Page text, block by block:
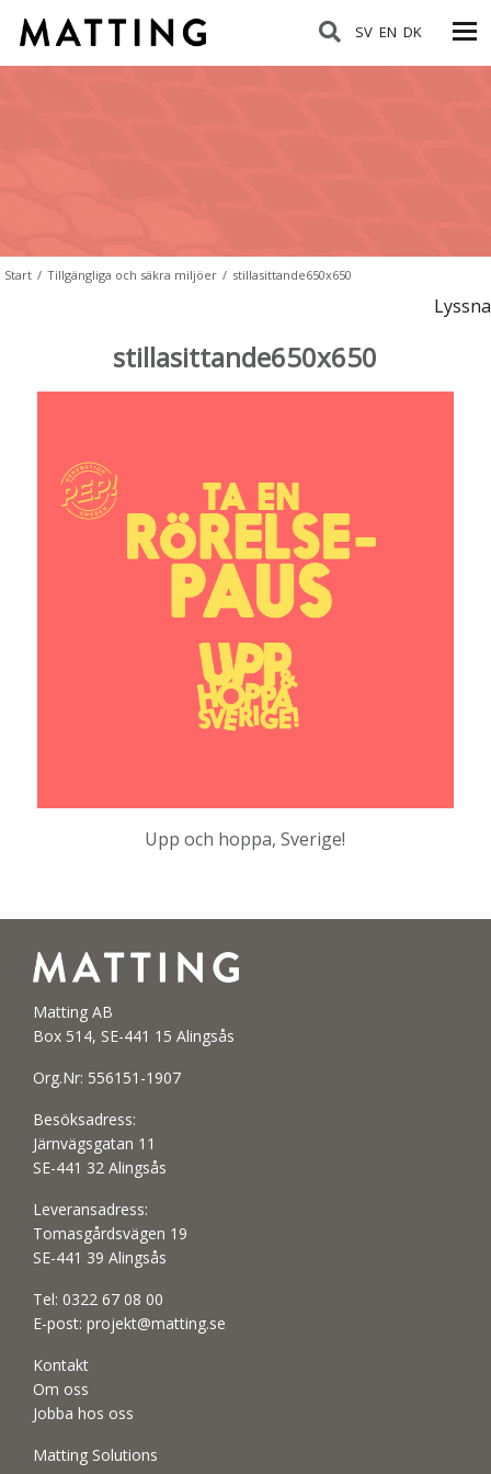
SV EN DK
Start / Tillgängliga och säkra miljöer / stillasittande650x650
Lyssna
stillasittande650x650
Upp och hoppa, Sverige!
Matting AB
Box 514, SE-441 15 Alingsås
Org.Nr: 556151-1907
Besöksadress:
Järnvägsgatan 11
SE-441 32 Alingsås
Leveransadress:
Tomasgårdsvägen 19
SE-441 39 Alingsås
Tel: 0322 67 08 00
E-post: projekt@matting.se
Kontakt
Om oss
Jobba hos oss
Matting Solutions